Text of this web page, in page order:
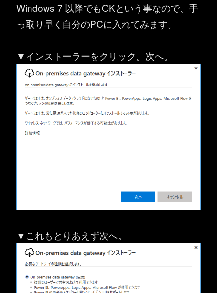
Windows 7 以降でもOKという事なので、手
っ取り早く自分のPCに入れてみます。
▼インストーラーをクリック。次へ。
▼これもとりあえず次へ。